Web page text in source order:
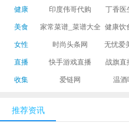
科
健康
印度伟哥代购
丁香医
生
美食
家常菜谱_菜谱大全
_菜谱家常菜做法大
健康饮
食食谱
女性
时尚头条网
LADYMAX.cn|国内
新闻并提供奢侈品
无忧爱
直播
快手游戏直播
战旗直
收集
爱链网 温酒
推荐资讯